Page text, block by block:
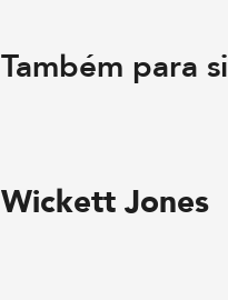
Também para si
Wickett Jones